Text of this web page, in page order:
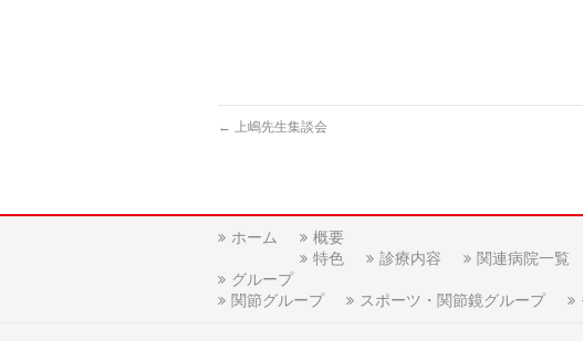
← 上嶋先生集談会
ホーム
概要
特色
診療内容
関連病院一覧
グループ
関節グループ
スポーツ・関節鏡グループ